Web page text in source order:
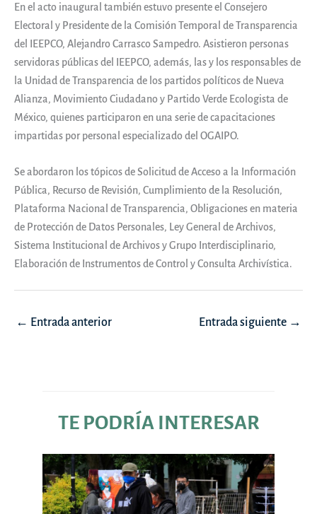
En el acto inaugural también estuvo presente el Consejero
Electoral y Presidente de la Comisión Temporal de Transparencia
del IEEPCO, Alejandro Carrasco Sampedro. Asistieron personas
servidoras públicas del IEEPCO, además, las y los responsables de
la Unidad de Transparencia de los partidos políticos de Nueva
Alianza, Movimiento Ciudadano y Partido Verde Ecologista de
México, quienes participaron en una serie de capacitaciones
impartidas por personal especializado del OGAIPO.
Se abordaron los tópicos de Solicitud de Acceso a la Información
Pública, Recurso de Revisión, Cumplimiento de la Resolución,
Plataforma Nacional de Transparencia, Obligaciones en materia
de Protección de Datos Personales, Ley General de Archivos,
Sistema Institucional de Archivos y Grupo Interdisciplinario,
Elaboración de Instrumentos de Control y Consulta Archivística.
Navegación
← Entrada anterior Entrada siguiente →
TE PODRÍA INTERESAR